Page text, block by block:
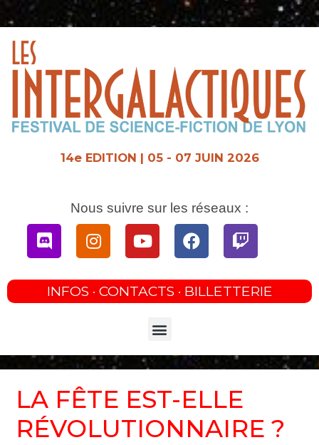
au
14e EDITION | 05 - 07 JUIN 2026
Nous suivre sur les réseaux :
DiscordInstagramYoutubeFacebookTwitch
INFOS · CONTACTS · BILLETTERIE
Menu
LA FÊTE EST-ELLE
RÉVOLUTIONNAIRE ?